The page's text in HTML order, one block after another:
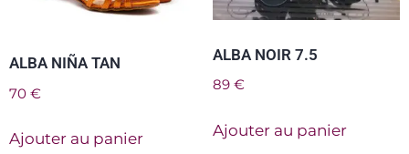
ALBA NIÑA TAN
70 €
Ajouter au panier
ALBA NOIR 7.5
89 €
Ajouter au panier